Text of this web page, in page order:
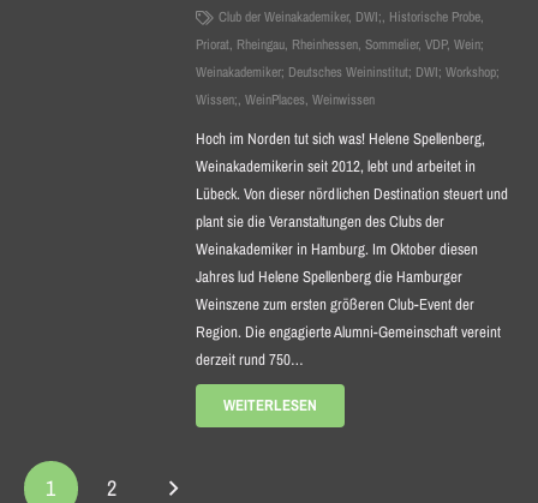
Club der Weinakademiker, DWI;, Historische Probe,
Priorat, Rheingau, Rheinhessen, Sommelier, VDP, Wein;
Weinakademiker; Deutsches Weininstitut; DWI; Workshop;
Wissen;, WeinPlaces, Weinwissen
Hoch im Norden tut sich was! Helene Spellenberg,
Weinakademikerin seit 2012, lebt und arbeitet in
Lübeck. Von dieser nördlichen Destination steuert und
plant sie die Veranstaltungen des Clubs der
Weinakademiker in Hamburg. Im Oktober diesen
Jahres lud Helene Spellenberg die Hamburger
Weinszene zum ersten größeren Club-Event der
Region. Die engagierte Alumni-Gemeinschaft vereint
derzeit rund 750…
WEITERLESEN
1 2